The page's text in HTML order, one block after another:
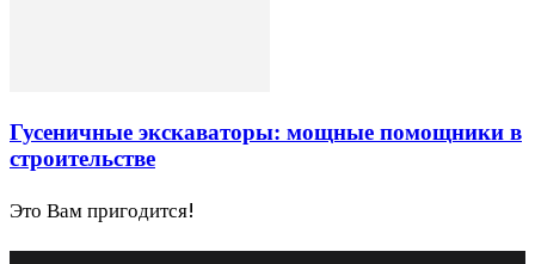
Гусеничные экскаваторы: мощные помощники в
строительстве
Это Вам пригодится!